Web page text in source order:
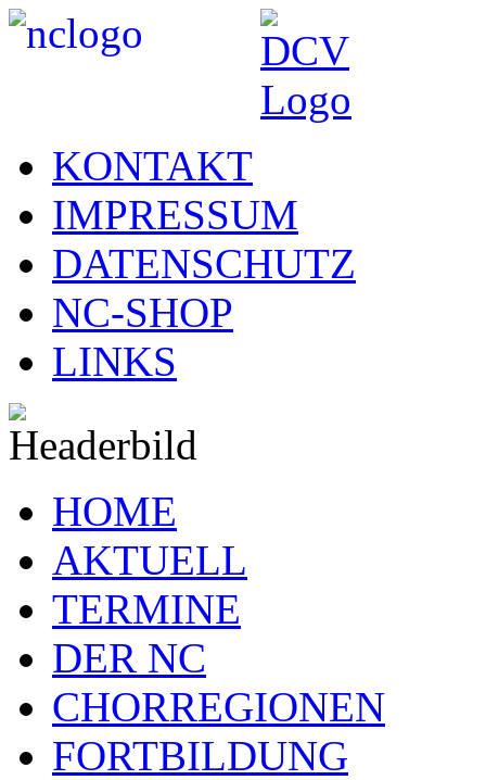
KONTAKT
IMPRESSUM
DATENSCHUTZ
NC-SHOP
LINKS
HOME
AKTUELL
TERMINE
DER NC
CHORREGIONEN
FORTBILDUNG